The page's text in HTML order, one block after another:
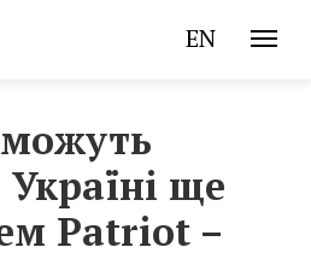
EN
ще
Patriot –